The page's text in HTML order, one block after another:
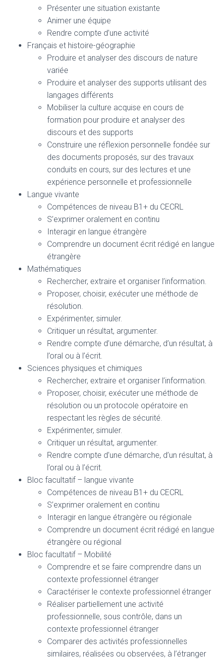
Présenter une situation existante
Animer une équipe
Rendre compte d’une activité
Français et histoire-géographie
Produire et analyser des discours de nature
variée
Produire et analyser des supports utilisant des
langages différents
Mobiliser la culture acquise en cours de
formation pour produire et analyser des
discours et des supports
Construire une réflexion personnelle fondée sur
des documents proposés, sur des travaux
conduits en cours, sur des lectures et une
expérience personnelle et professionnelle
Langue vivante
Compétences de niveau B1+ du CECRL
S’exprimer oralement en continu
Interagir en langue étrangère
Comprendre un document écrit rédigé en langue
étrangère
Mathématiques
Rechercher, extraire et organiser l’information.
Proposer, choisir, exécuter une méthode de
résolution.
Expérimenter, simuler.
Critiquer un résultat, argumenter.
Rendre compte d’une démarche, d’un résultat, à
l’oral ou à l’écrit.
Sciences physiques et chimiques
Rechercher, extraire et organiser l’information.
Proposer, choisir, exécuter une méthode de
résolution ou un protocole opératoire en
respectant les règles de sécurité.
Expérimenter, simuler.
Critiquer un résultat, argumenter.
Rendre compte d’une démarche, d’un résultat, à
l’oral ou à l’écrit.
Bloc facultatif – langue vivante
Compétences de niveau B1+ du CECRL
S’exprimer oralement en continu
Interagir en langue étrangère ou régionale
Comprendre un document écrit rédigé en langue
étrangère ou régional
Bloc facultatif – Mobilité
Comprendre et se faire comprendre dans un
contexte professionnel étranger
Caractériser le contexte professionnel étranger
Réaliser partiellement une activité
professionnelle, sous contrôle, dans un
contexte professionnel étranger
Comparer des activités professionnelles
similaires, réalisées ou observées, à l’étranger